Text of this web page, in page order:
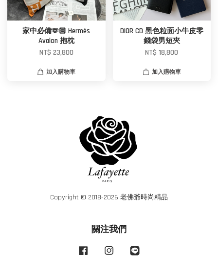
家中必備🫶🏻 Hermès
Avalon 抱枕
NT$ 23,800
加入購物車
DIOR CD 黑色粒面小牛皮零
錢袋男短夾
NT$ 18,800
加入購物車
Copyright © 2018-2026 老佛爺時尚精品
關注我們
Facebook Instagram